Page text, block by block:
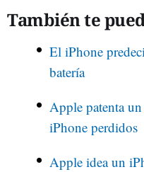
También te
El iPhone
batería
Apple patenta
iPhone perdidos
Apple idea un